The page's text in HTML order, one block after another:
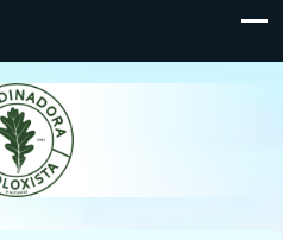
Ecoloxista